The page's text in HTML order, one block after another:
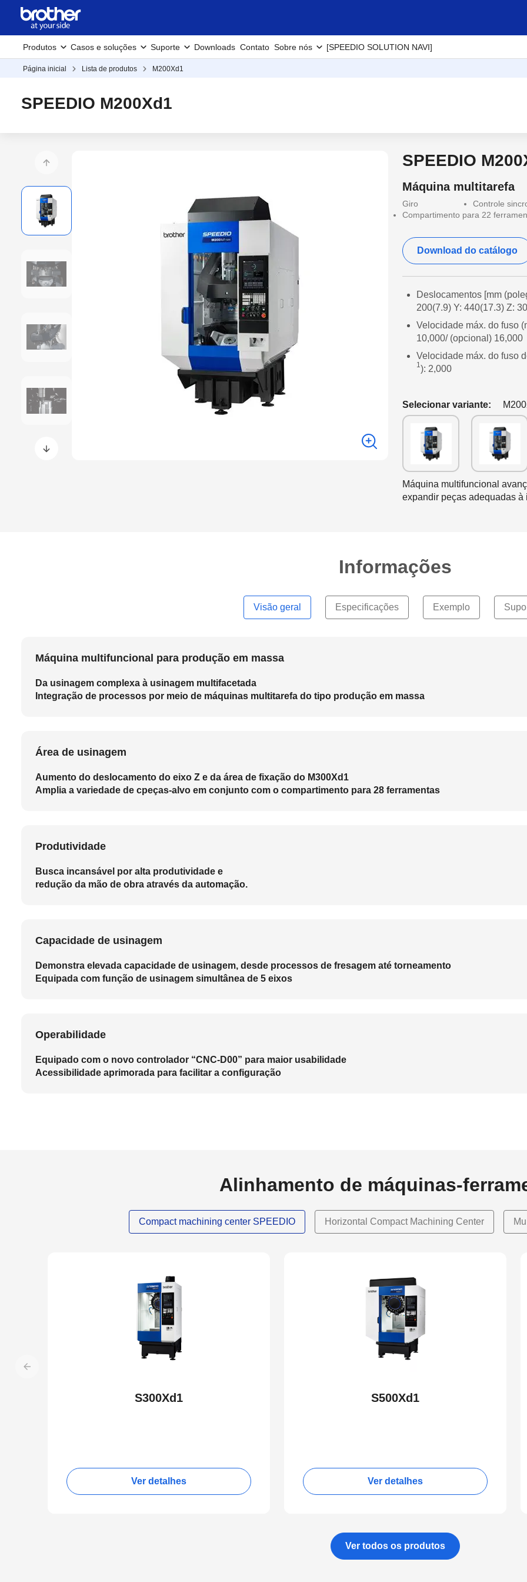
Produtos Casos e soluções Suporte Downloads Contato Sobre nós [SPEEDIO SOLUTION NAVI]
Página inicial Lista de produtos M200Xd1
SPEEDIO M200Xd1
SPEEDIO
Máquina multitarefa
Giro
Controle
Compartimento para 22
Download do catálogo
Deslocamentos [mm
200(7.9) Y: 440(17.3) Z:
Velocidade máx. do fuso
10,000/ (opcional) 16,000
Velocidade máx. do fuso
1): 2,000
Selecionar variante:
Máquina multifuncional
expandir peças adequadas
Informações
Visão geral Especificações Exemplo
Máquina multifuncional para produção em massa
Da usinagem complexa à usinagem multifacetada
Integração de processos por meio de máquinas multitarefa do tipo produção em massa
Área de usinagem
Aumento do deslocamento do eixo Z e da área de fixação do M300Xd1
Amplia a variedade de cpeças-alvo em conjunto com o compartimento para 28 ferramentas
Produtividade
Busca incansável por alta produtividade e
redução da mão de obra através da automação.
Capacidade de usinagem
Demonstra elevada capacidade de usinagem, desde processos de fresagem até torneamento
Equipada com função de usinagem simultânea de 5 eixos
Operabilidade
Equipado com o novo controlador “CNC-D00” para maior usabilidade
Acessibilidade aprimorada para facilitar a configuração
Alinhamento de máquinas-
Compact machining center SPEEDIO Horizontal Compact Machining Center
S300Xd1
Ver detalhes
S500Xd1
Ver detalhes
Ver todos os produtos